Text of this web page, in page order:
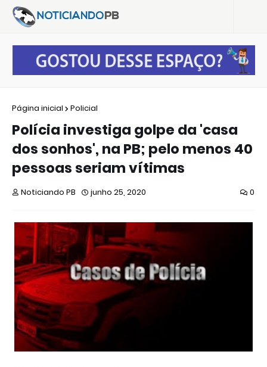
Página inicial Policial
Polícia investiga golpe da 'casa
dos sonhos', na PB; pelo menos 40
pessoas seriam vítimas
Noticiando PB junho 25, 2020 0